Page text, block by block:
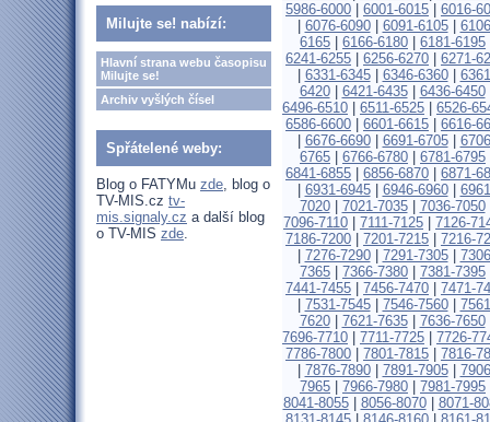
Milujte se! nabízí:
Hlavní strana webu časopisu
Milujte se!
Archiv vyšlých čísel
Spřátelené weby:
Blog o FATYMu zde, blog o
TV-MIS.cz tv-
mis.signaly.cz a další blog
o TV-MIS zde.
5986-6000
6001-6015
6016-
6076-6090| 6091-6105|
6165
6166-6180 6181-6195
6241-6255
6256-6270
6271-
6331-6345| 6346-6360|
6420| 6421-6435| 6436-6450
6496-6510
6511-6525
6526-
6586-6600
6601-6615
6616-
6676-6690| 6691-6705|
6765
6766-6780 6781-6795
6841-6855
6856-6870
6871-
6931-6945| 6946-6960|
7020| 7021-7035| 7036-7050
7096-7110
7111-7125
7126-
7186-7200
7201-7215
7216-
7276-7290| 7291-7305|
7365
7366-7380 7381-7395
7441-7455
7456-7470
7471-
7531-7545| 7546-7560|
7620| 7621-7635| 7636-7650
7696-7710
7711-7725
7726-
7786-7800
7801-7815
7816-
7876-7890| 7891-7905|
7965
7966-7980 7981-7995
8041-8055| 8056-8070| 8071-